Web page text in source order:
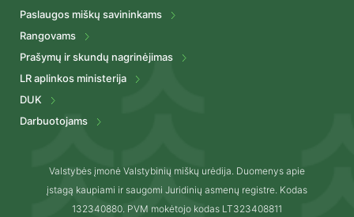
Paslaugos miškų savininkams
Rangovams
Prašymų ir skundų nagrinėjimas
LR aplinkos ministerija
DUK
Darbuotojams
Valstybės įmonė Valstybinių miškų urėdija. Duomenys apie
įstagą kaupiami ir saugomi Juridinių asmenų registre. Kodas
132340880. PVM mokėtojo kodas LT323408811